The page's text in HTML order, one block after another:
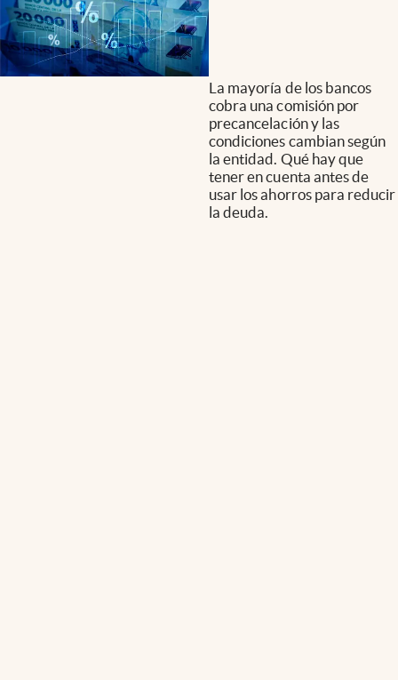
La mayoría de los bancos
cobra una comisión por
precancelación y las
condiciones cambian según
la entidad. Qué hay que
tener en cuenta antes de
usar los ahorros para reducir
la deuda.